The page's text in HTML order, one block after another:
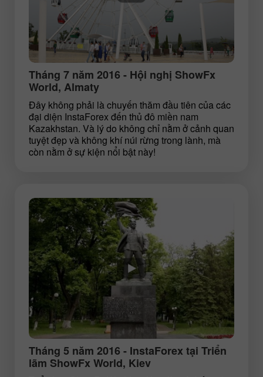
Tháng 7 năm 2016 - Hội nghị ShowFx
World, Almaty
Đây không phải là chuyến thăm đầu tiên của các
đại diện InstaForex đến thủ đô miền nam
Kazakhstan. Và lý do không chỉ nằm ở cảnh quan
tuyệt đẹp và không khí núi rừng trong lành, mà
còn nằm ở sự kiện nổi bật này!
Tháng 5 năm 2016 - InstaForex tại Triển
lãm ShowFx World, Kiev